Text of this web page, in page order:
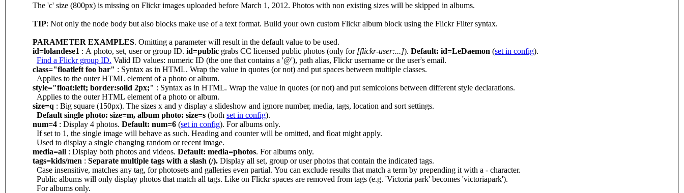
The 'c' size (800px) is missing on Flickr images uploaded before March 1, 2012. Photos with non existing sizes will be skipped in albums.
TIP: Not only the node body but also blocks make use of a text format. Build your own custom Flickr album block using the Flickr Filter syntax.
PARAMETER EXAMPLES. Omitting a parameter will result in the default value to be used.
id=lolandese1 : A photo, set, user or group ID. id=public grabs CC licensed public photos (only for [flickr-user:...]). Default: id=LeDaemon (set in config).
Find a Flickr group ID. Valid ID values: numeric ID (the one that contains a '@'), path alias, Flickr username or the user's email.
class="floatleft foo bar" : Syntax as in HTML. Wrap the value in quotes (or not) and put spaces between multiple classes.
Applies to the outer HTML element of a photo or album.
style="float:left; border:solid 2px;" : Syntax as in HTML. Wrap the value in quotes (or not) and put semicolons between different style declarations.
Applies to the outer HTML element of a photo or album.
size=q : Big square (150px). The sizes x and y display a slideshow and ignore number, media, tags, location and sort settings.
Default single photo: size=m, album photo: size=s (both set in config).
num=4 : Display 4 photos. Default: num=6 (set in config). For albums only.
If set to 1, the single image will behave as such. Heading and counter will be omitted, and float might apply.
Used to display a single changing random or recent image.
media=all : Display both photos and videos. Default: media=photos. For albums only.
tags=kids/men : Separate multiple tags with a slash (/). Display all set, group or user photos that contain the indicated tags.
Case insensitive, matches any tag, for photosets and galleries even partial. You can exclude results that match a term by prepending it with a - character.
Public albums will only display photos that match all tags. Like on Flickr spaces are removed from tags (e.g. 'Victoria park' becomes 'victoriapark').
For albums only.